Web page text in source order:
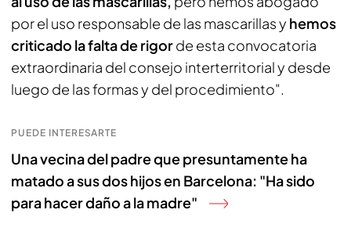
por el uso responsable de las mascarillas y hemos
criticado la falta de rigorde esta convocatoria
extraordinaria del consejo interterritorial y desde
luego de las formas y del procedimiento".
PUEDE INTERESARTE
Una vecina del padre que presuntamente ha
matado a sus dos hijos en Barcelona: "Ha sido
para hacer daño a la madre"